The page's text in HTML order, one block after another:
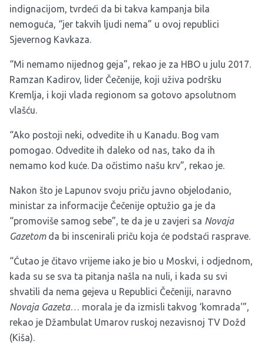
indignacijom, tvrdeći da bi takva kampanja bila
nemoguća, “jer takvih ljudi nema” u ovoj republici
Sjevernog Kavkaza.
“Mi nemamo nijednog geja”, rekao je za HBO u julu 2017.
Ramzan Kadirov, lider Čečenije, koji uživa podršku
Kremlja, i koji vlada regionom sa gotovo apsolutnom
vlašću.
“Ako postoji neki, odvedite ih u Kanadu. Bog vam
pomogao. Odvedite ih daleko od nas, tako da ih
nemamo kod kuće. Da očistimo našu krv”, rekao je.​
Nakon što je Lapunov svoju priču javno objelodanio,
ministar za informacije Čečenije optužio ga je da
“promoviše samog sebe”, te da je u zavjeri sa Novaja
Gazetomda bi inscenirali priču koja će podstaći rasprave.
“Ćutao je čitavo vrijeme iako je bio u Moskvi, i odjednom,
kada su se sva ta pitanja našla na nuli, i kada su svi
shvatili da nema gejeva u Republici Čečeniji, naravno
Novaja Gazeta… morala je da izmisli takvog ‘komrada'”,
rekao je Džambulat Umarov ruskoj nezavisnoj TV Dožd
(Kiša).